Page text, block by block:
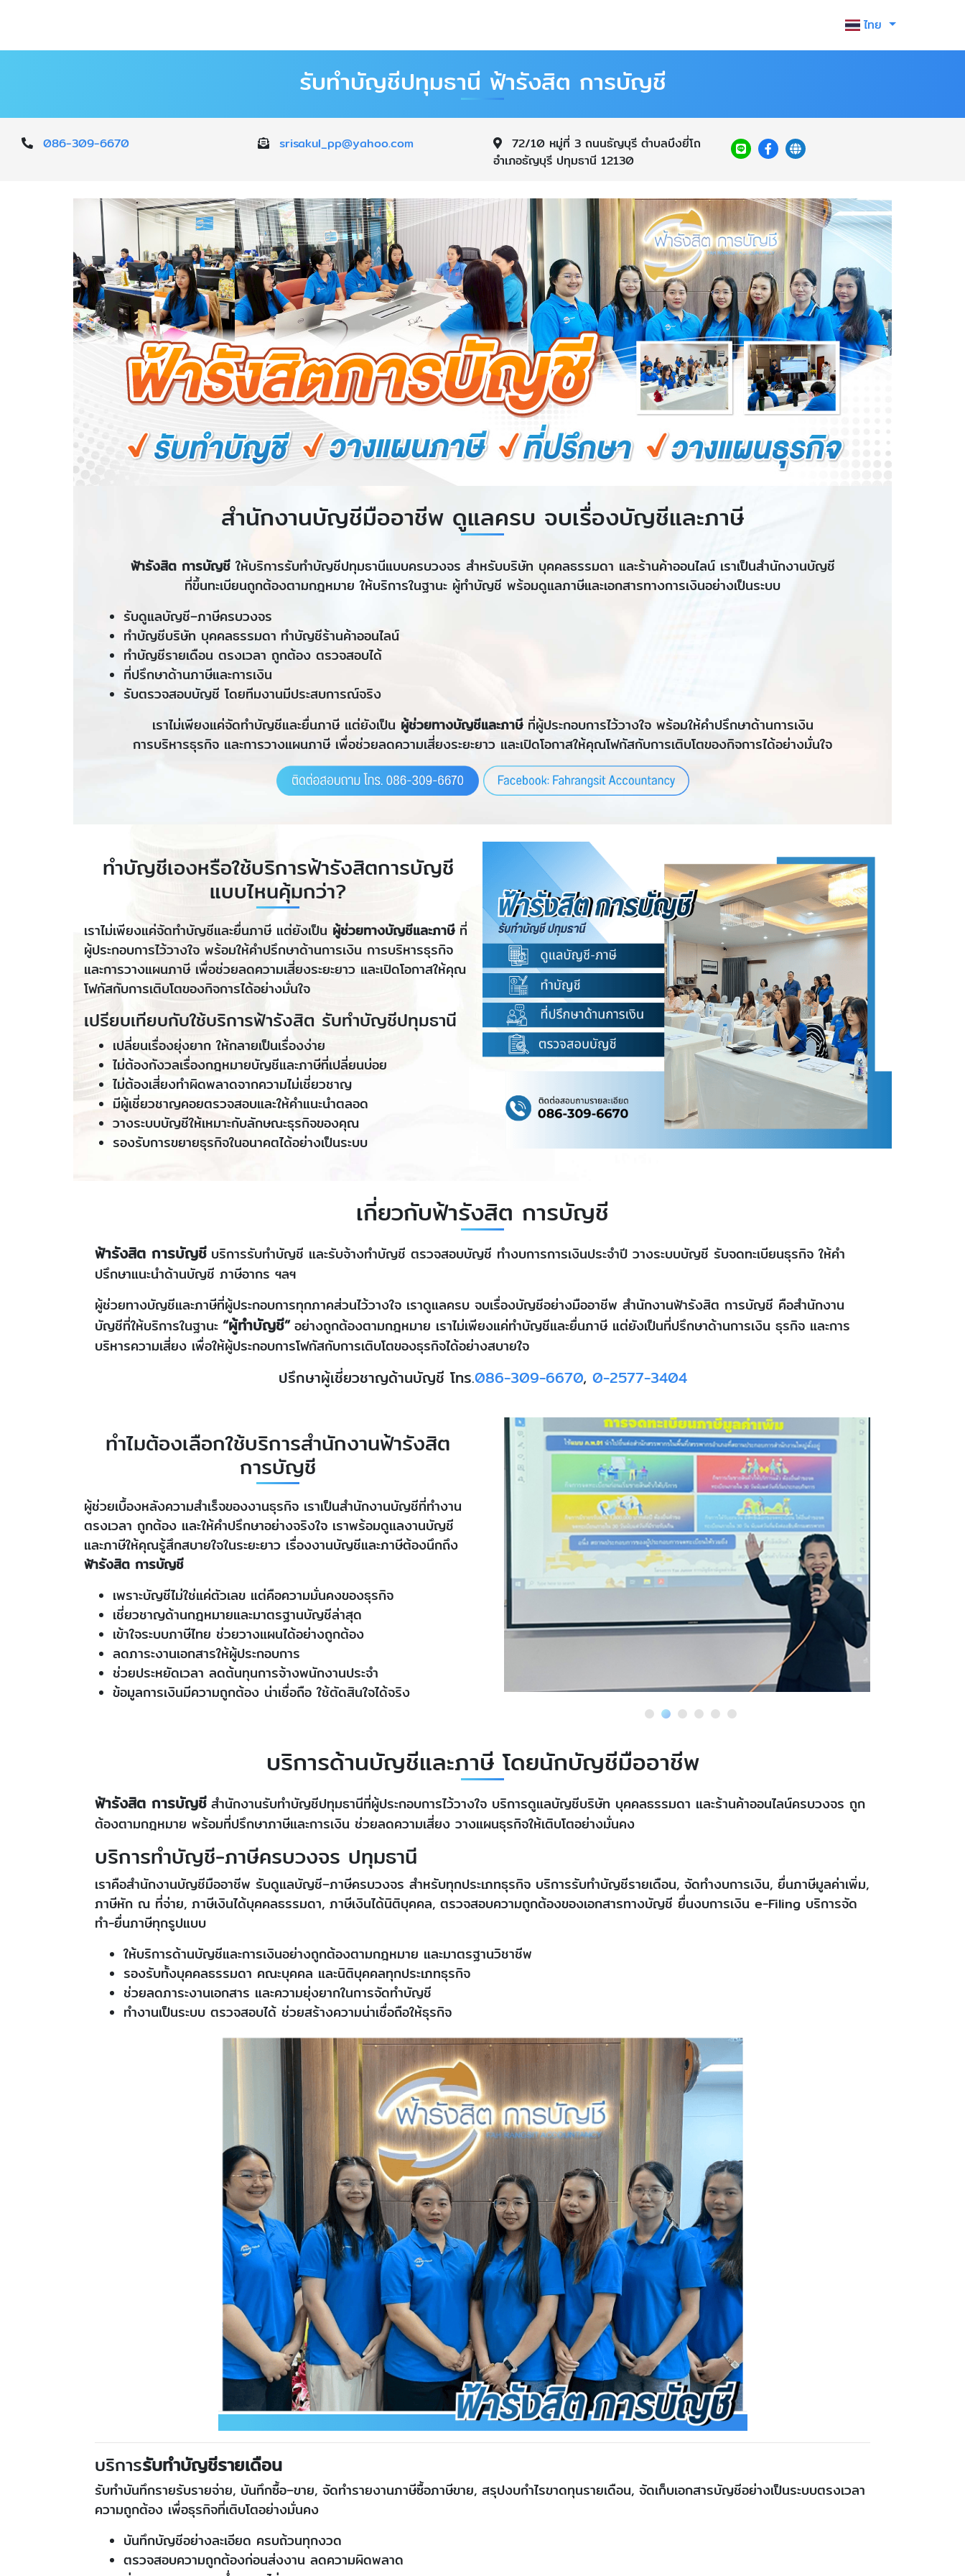
ไทย
รับทำบัญชีปทุมธานี ฟ้ารังสิต การบัญชี
086-309-6670 srisakul_pp@yahoo.com
72/10 หมู่ที่ 3 ถนนธัญบุรี ตำบลบึงยี่โถ
อำเภอธัญบุรี ปทุมธานี 12130
สำนักงานบัญชีมืออาชีพ ดูแลครบ จบเรื่องบัญชีและภาษี
ฟ้ารังสิต การบัญชีให้บริการรับทำบัญชีปทุมธานีแบบครบวงจร สำหรับบริษัท บุคคลธรรมดา และร้านค้าออนไลน์ เราเป็นสำนักงานบัญชี
ที่ขึ้นทะเบียนถูกต้องตามกฎหมาย ให้บริการในฐานะ ผู้ทำบัญชี พร้อมดูแลภาษีและเอกสารทางการเงินอย่างเป็นระบบ
รับดูแลบัญชี–ภาษีครบวงจร
ทำบัญชีบริษัท บุคคลธรรมดา ทำบัญชีร้านค้าออนไลน์
ทำบัญชีรายเดือน ตรงเวลา ถูกต้อง ตรวจสอบได้
ที่ปรึกษาด้านภาษีและการเงิน
รับตรวจสอบบัญชี โดยทีมงานมีประสบการณ์จริง
เราไม่เพียงแค่จัดทำบัญชีและยื่นภาษี แต่ยังเป็น ผู้ช่วยทางบัญชีและภาษีที่ผู้ประกอบการไว้วางใจ พร้อมให้คำปรึกษาด้านการเงิน
การบริหารธุรกิจ และการวางแผนภาษี เพื่อช่วยลดความเสี่ยงระยะยาว และเปิดโอกาสให้คุณโฟกัสกับการเติบโตของกิจการได้อย่างมั่นใจ
ทำบัญชีเองหรือใช้บริการฟ้ารังสิตการบัญชี
แบบไหนคุ้มกว่า?
เราไม่เพียงแค่จัดทำบัญชีและยื่นภาษี แต่ยังเป็น ผู้ช่วยทางบัญชีและภาษีที่
ผู้ประกอบการไว้วางใจ พร้อมให้คำปรึกษาด้านการเงิน การบริหารธุรกิจ
และการวางแผนภาษี เพื่อช่วยลดความเสี่ยงระยะยาว และเปิดโอกาสให้คุณ
โฟกัสกับการเติบโตของกิจการได้อย่างมั่นใจ
เปรียบเทียบกับใช้บริการฟ้ารังสิต รับทำบัญชีปทุมธานี
เปลี่ยนเรื่องยุ่งยาก ให้กลายเป็นเรื่องง่าย
ไม่ต้องกังวลเรื่องกฎหมายบัญชีและภาษีที่เปลี่ยนบ่อย
ไม่ต้องเสี่ยงทำผิดพลาดจากความไม่เชี่ยวชาญ
มีผู้เชี่ยวชาญคอยตรวจสอบและให้คำแนะนำตลอด
วางระบบบัญชีให้เหมาะกับลักษณะธุรกิจของคุณ
รองรับการขยายธุรกิจในอนาคตได้อย่างเป็นระบบ
เกี่ยวกับฟ้ารังสิต การบัญชี
ฟ้ารังสิต การบัญชี บริการรับทำบัญชี และรับจ้างทำบัญชี ตรวจสอบบัญชี ทำงบการการเงินประจำปี วางระบบบัญชี รับจดทะเบียนธุรกิจ ให้คำ
ปรึกษาแนะนำด้านบัญชี ภาษีอากร ฯลฯ
ผู้ช่วยทางบัญชีและภาษีที่ผู้ประกอบการทุกภาคส่วนไว้วางใจ เราดูแลครบ จบเรื่องบัญชีอย่างมืออาชีพ สำนักงานฟ้ารังสิต การบัญชี คือสำนักงาน
บัญชีที่ให้บริการในฐานะ “ผู้ทำบัญชี” อย่างถูกต้องตามกฎหมาย เราไม่เพียงแค่ทำบัญชีและยื่นภาษี แต่ยังเป็นที่ปรึกษาด้านการเงิน ธุรกิจ และการ
บริหารความเสี่ยง เพื่อให้ผู้ประกอบการโฟกัสกับการเติบโตของธุรกิจได้อย่างสบายใจ
ปรึกษาผู้เชี่ยวชาญด้านบัญชี โทร.086-309-6670, 0-2577-3404
ทำไมต้องเลือกใช้บริการสำนักงานฟ้ารังสิต
การบัญชี
ผู้ช่วยเบื้องหลังความสำเร็จของงานธุรกิจ เราเป็นสำนักงานบัญชีที่ทำงาน
ตรงเวลา ถูกต้อง และให้คำปรึกษาอย่างจริงใจ เราพร้อมดูแลงานบัญชี
และภาษีให้คุณรู้สึกสบายใจในระยะยาว เรื่องงานบัญชีและภาษีต้องนึกถึง
ฟ้ารังสิต การบัญชี
เพราะบัญชีไม่ใช่แค่ตัวเลข แต่คือความมั่นคงของธุรกิจ
เชี่ยวชาญด้านกฎหมายและมาตรฐานบัญชีล่าสุด
เข้าใจระบบภาษีไทย ช่วยวางแผนได้อย่างถูกต้อง
ลดภาระงานเอกสารให้ผู้ประกอบการ
ช่วยประหยัดเวลา ลดต้นทุนการจ้างพนักงานประจำ
ข้อมูลการเงินมีความถูกต้อง น่าเชื่อถือ ใช้ตัดสินใจได้จริง
บริการด้านบัญชีและภาษี โดยนักบัญชีมืออาชีพ
ฟ้ารังสิต การบัญชี สำนักงานรับทำบัญชีปทุมธานีที่ผู้ประกอบการไว้วางใจ บริการดูแลบัญชีบริษัท บุคคลธรรมดา และร้านค้าออนไลน์ครบวงจร ถูก
ต้องตามกฎหมาย พร้อมที่ปรึกษาภาษีและการเงิน ช่วยลดความเสี่ยง วางแผนธุรกิจให้เติบโตอย่างมั่นคง
บริการทำบัญชี-ภาษีครบวงจร ปทุมธานี
เราคือสำนักงานบัญชีมืออาชีพ รับดูแลบัญชี–ภาษีครบวงจร สำหรับทุกประเภทธุรกิจ บริการรับทำบัญชีรายเดือน, จัดทำงบการเงิน, ยื่นภาษีมูลค่าเพิ่ม,
ภาษีหัก ณ ที่จ่าย, ภาษีเงินได้บุคคลธรรมดา, ภาษีเงินได้นิติบุคคล, ตรวจสอบความถูกต้องของเอกสารทางบัญชี ยื่นงบการเงิน e-Filing บริการจัด
ทำ-ยื่นภาษีทุกรูปแบบ
ให้บริการด้านบัญชีและการเงินอย่างถูกต้องตามกฎหมาย และมาตรฐานวิชาชีพ
รองรับทั้งบุคคลธรรมดา คณะบุคคล และนิติบุคคลทุกประเภทธุรกิจ
ช่วยลดภาระงานเอกสาร และความยุ่งยากในการจัดทำบัญชี
ทำงานเป็นระบบ ตรวจสอบได้ ช่วยสร้างความน่าเชื่อถือให้ธุรกิจ
บริการรับทำบัญชีรายเดือน
รับทำบันทึกรายรับรายจ่าย, บันทึกซื้อ–ขาย, จัดทำรายงานภาษีซื้อภาษีขาย, สรุปงบกำไรขาดทุนรายเดือน, จัดเก็บเอกสารบัญชีอย่างเป็นระบบตรงเวลา
ความถูกต้อง เพื่อธุรกิจที่เติบโตอย่างมั่นคง
บันทึกบัญชีอย่างละเอียด ครบถ้วนทุกงวด
ตรวจสอบความถูกต้องก่อนส่งงาน ลดความผิดพลาด